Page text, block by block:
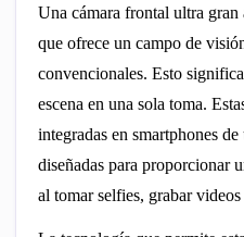
Una cámara frontal ultra gran
que ofrece un campo de
convencionales. Esto
escena en una sola toma.
integradas en smartphones
diseñadas para proporcionar
al tomar selfies, grabar